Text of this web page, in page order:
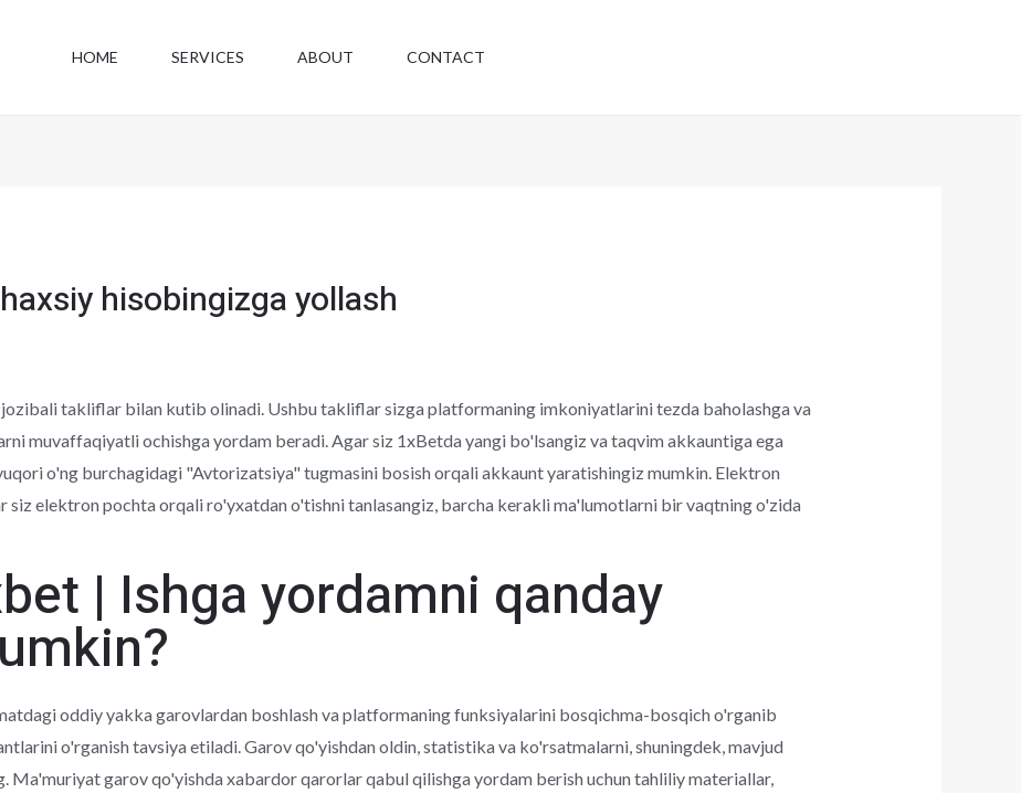
HOME SERVICES ABOUT CONTACT
hisobingizga yollash
takliflar bilan kutib olinadi. Ushbu takliflar sizga platformaning imkoniyatlarini tezda baholashga va
muvaffaqiyatli ochishga yordam beradi. Agar siz 1xBetda yangi bo'lsangiz va taqvim akkauntiga ega
o'ng burchagidagi "Avtorizatsiya" tugmasini bosish orqali akkaunt yaratishingiz mumkin. Elektron
siz elektron pochta orqali ro'yxatdan o'tishni tanlasangiz, barcha kerakli ma'lumotlarni bir vaqtning o'zida
| Ishga yordamni qanday
oddiy yakka garovlardan boshlash va platformaning funksiyalarini bosqichma-bosqich o'rganib
o'rganish tavsiya etiladi. Garov qo'yishdan oldin, statistika va ko'rsatmalarni, shuningdek, mavjud
Ma'muriyat garov qo'yishda xabardor qarorlar qabul qilishga yordam berish uchun tahliliy materiallar,